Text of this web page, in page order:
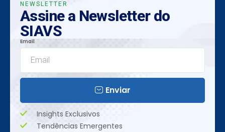
NEWSLETTER
Assine a Newsletter do
SIAVS
Email
Enviar
Insights Exclusivos
Tendências Emergentes